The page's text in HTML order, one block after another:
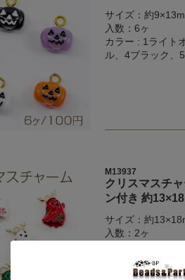
サイズ：約
入数：6ヶ
カラー : 1ライト
ル、4ブラック、
M13937
クリスマスチ
ン付き 約
サイズ：約
入数：2ヶ